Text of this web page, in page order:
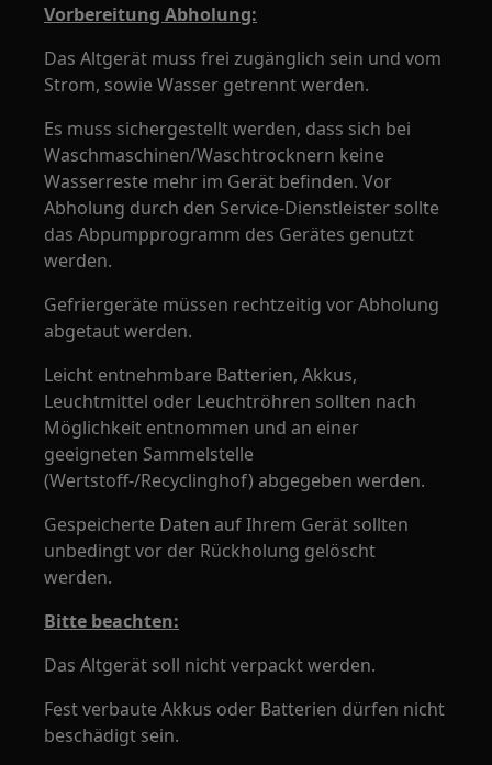
Vorbereitung Abholung:
Das Altgerät muss frei zugänglich sein und vom
Strom, sowie Wasser getrennt werden.
Es muss sichergestellt werden, dass sich bei
Waschmaschinen/Waschtrocknern keine
Wasserreste mehr im Gerät befinden. Vor
Abholung durch den Service-Dienstleister sollte
das Abpumpprogramm des Gerätes genutzt
werden.
Gefriergeräte müssen rechtzeitig vor Abholung
abgetaut werden.
Leicht entnehmbare Batterien, Akkus,
Leuchtmittel oder Leuchtröhren sollten nach
Möglichkeit entnommen und an einer
geeigneten Sammelstelle
(Wertstoff-/Recyclinghof) abgegeben werden.
Gespeicherte Daten auf Ihrem Gerät sollten
unbedingt vor der Rückholung gelöscht
werden.
Bitte beachten:
Das Altgerät soll nicht verpackt werden.
Fest verbaute Akkus oder Batterien dürfen nicht
beschädigt sein.